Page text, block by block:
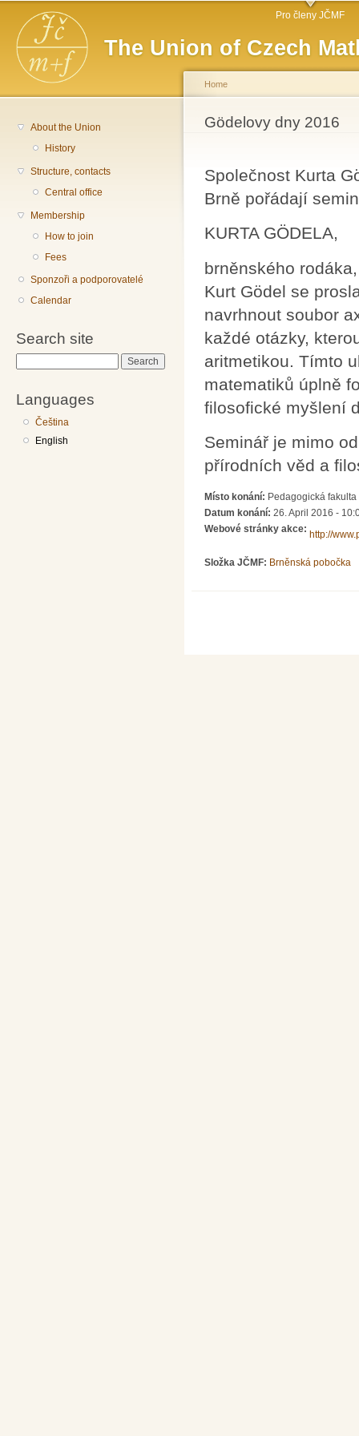
The Union of Czech
Main menu Pro členy JČMF
About the Union
History
Structure, contacts
Central office
Membership
How to join
Fees
Sponzoři a podporovatelé
Calendar
Search site
Languages
Čeština
English
You are here
Home
Gödelovy dny 2016
Společnost Kurta
Brně pořádají
KURTA GÖDELA,
brněnského
Kurt Gödel se
navrhnout soubor
každé otázky,
aritmetikou. Tímto
matematiků úplně
filosofické myšlení
Seminář je mimo
přírodních věd a
Místo konání: Pedagogická
Datum konání: 26. April 2016 -
Webové stránky akce:
http://
Složka JČMF: Brněnská pobočka